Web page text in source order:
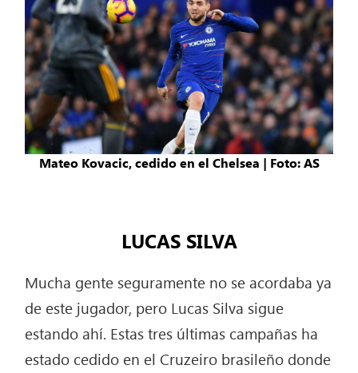
Mateo Kovacic, cedido en el Chelsea | Foto: AS
LUCAS SILVA
Mucha gente seguramente no se acordaba ya
de este jugador, pero Lucas Silva sigue
estando ahí. Estas tres últimas campañas ha
estado cedido en el Cruzeiro brasileño donde